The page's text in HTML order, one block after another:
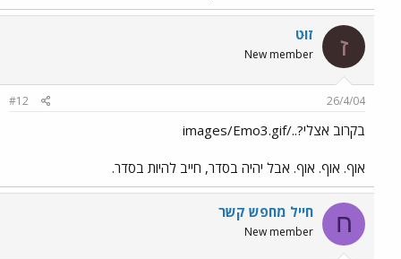
ז זוּט
New member
26/4/04
#12
בקרוב אצלי?../images/Emo3.gif
אוף. אוף. אוף. אבל יהיה בסדר, חייב להיות בסדר.
ח חייל מחפש קשר
New member